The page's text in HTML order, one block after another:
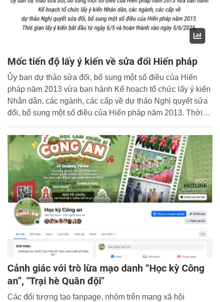
Mốc tiến độ lấy ý kiến về sửa đổi Hiến pháp
Ủy ban dự thảo sửa đổi, bổ sung một số điều của Hiến
pháp năm 2013 vừa ban hành Kế hoạch tổ chức lấy ý kiến
Nhân dân, các ngành, các cấp về dự thảo Nghị quyết sửa
đổi, bổ sung một số điều của Hiến pháp năm 2013. Thời
ngày 5/6/2025.
Cảnh giác với trò lừa mạo danh “Học kỳ Công
an”, "Trại hè Quân đội"
Các đối tượng tạo fanpage, nhóm trên mạng xã hội